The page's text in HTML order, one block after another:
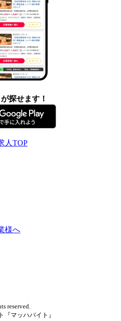
探せます！
人TOP
様へ
reserved.
マッハバイト』